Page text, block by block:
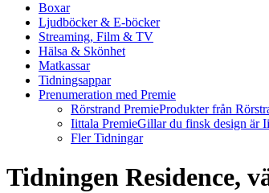
Boxar
Ljudböcker & E-böcker
Streaming, Film & TV
Hälsa & Skönhet
Matkassar
Tidningsappar
Prenumeration med Premie
Rörstrand PremieProdukter från
Iittala PremieGillar du finsk design är
Fler Tidningar
Tidningen Residence,